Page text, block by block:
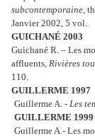
subcontemporaine,
Janvier 2002, 5 vol.
GUICHANÉ 2003
Guichané R. – Les
affluents, Rivières
110.
GUILLERME 1997
Guillerme A. - Les
GUILLERME 1999
Guillerme A.- Les